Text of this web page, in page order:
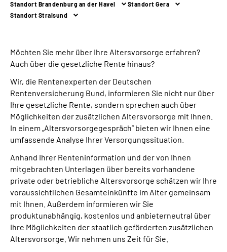
Inhalte in Gebärdensprache (DGS)
Suche
Mein Kundenportal
Standort Brandenburg an der Havel
Standort Gera
Standort Stralsund
Möchten Sie mehr über Ihre Altersvorsorge erfahren?
Auch über die gesetzliche Rente hinaus?
Wir, die Rentenexperten der Deutschen
Rentenversicherung Bund, informieren Sie nicht nur über
Ihre gesetzliche Rente, sondern sprechen auch über
Möglichkeiten der zusätzlichen Altersvorsorge mit Ihnen.
In einem „Altersvorsorgegespräch” bieten wir Ihnen eine
umfassende Analyse Ihrer Versorgungssituation.
Anhand Ihrer Renteninformation und der von Ihnen
mitgebrachten Unterlagen über bereits vorhandene
private oder betriebliche Altersvorsorge schätzen wir Ihre
voraussichtlichen Gesamteinkünfte im Alter gemeinsam
mit Ihnen. Außerdem informieren wir Sie
produktunabhängig, kostenlos und anbieterneutral über
Ihre Möglichkeiten der staatlich geförderten zusätzlichen
Altersvorsorge. Wir nehmen uns Zeit für Sie.